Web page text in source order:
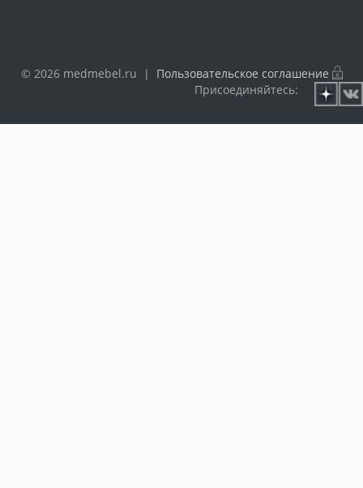
© 2026 medmebel.ru | Пользовательское соглашение
Присоединяйтесь: